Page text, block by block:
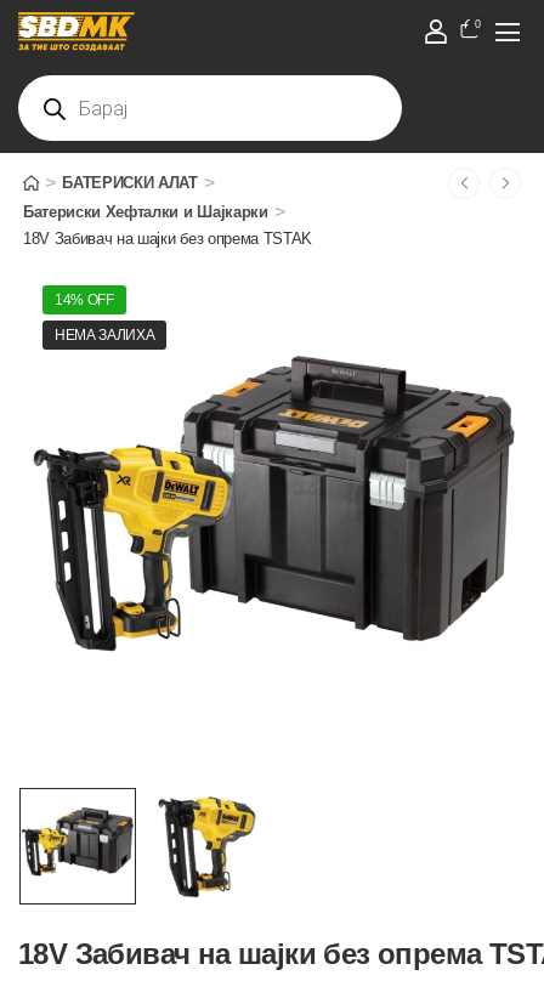
0
> БАТЕРИСКИ АЛАТ >
Батериски Хефталки и Шајкарки >
18V Забивач на шајки без опрема TSTAK
14% OFF
НЕМА ЗАЛИХА
18V Забивач на шајки без опрема